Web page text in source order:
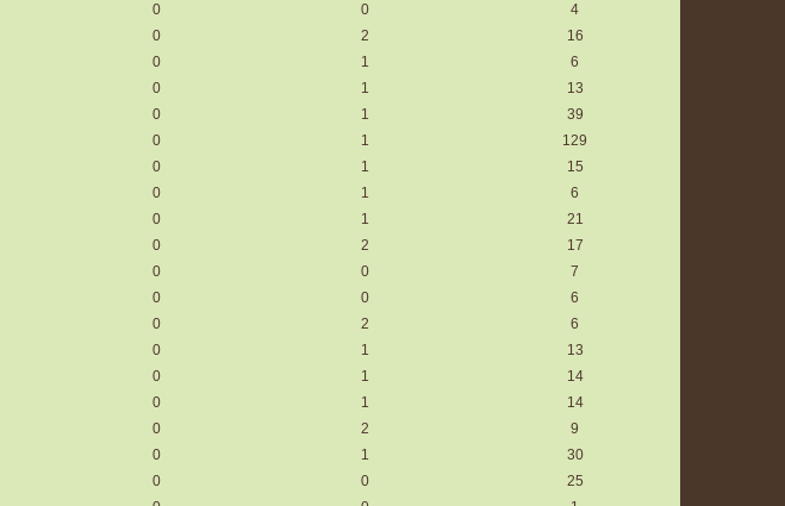
0 0
4
0 2
16
0 1
6
0 1
13
0 1
39
0 1
129
0 1
15
0 1
6
0 1
21
0 2
17
0 0
7
0 0
6
0 2
6
0 1
13
0 1
14
0 1
14
0 2
9
0 1
30
0 0
25